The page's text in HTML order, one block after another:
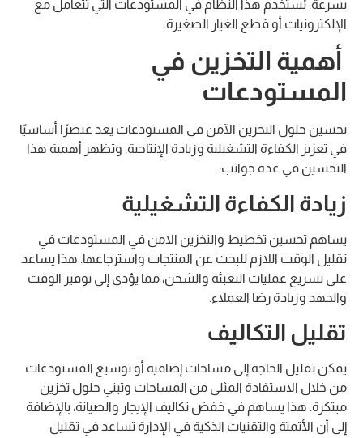
بسرعة. يُستخدم هذا النظام في المستودعات التي تتعامل مع
الإلكترونيات أو قطع الغيار الصغيرة.
أهمية التخزين في
المستودعات
تحسين حلول التخزين الآمن في المستودعات يعد عنصرًا أساسيًا
في تعزيز الكفاءة التشغيلية وزيادة الإنتاجية. وتظهر أهمية هذا
التحسين في عدة جوانب:
زيادة الكفاءة التشغيلية
يساهم تحسين تخطيط والتخزين الامن في المستودعات في
تقليل الوقت اللازم للبحث عن المنتجات واسترجاعها. هذا يساعد
على تسريع عمليات التعبئة والشحن، مما يؤدي إلى توفير الوقت
والجهد وزيادة رضا العملاء.
تقليل التكاليف
يمكن تقليل الحاجة إلى مساحات إضافية أو توسيع المستودعات
من خلال الاستفادة المثلى من المساحات وتبني حلول تخزين
مبتكرة. هذا يساهم في خفض تكاليف الإيجار والصيانة، بالإضافة
إلى أن الأتمتة والتقنيات الذكية في الإدارة تساعد في تقليل